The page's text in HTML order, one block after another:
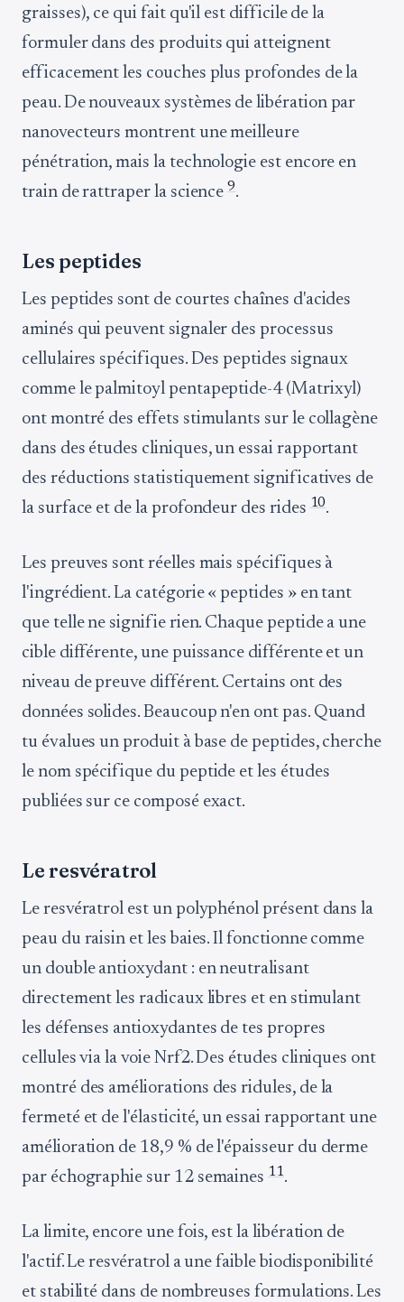
graisses), ce qui fait qu'il est difficile de la
formuler dans des produits qui atteignent
efficacement les couches plus profondes de la
peau. De nouveaux systèmes de libération par
nanovecteurs montrent une meilleure
pénétration, mais la technologie est encore en
train de rattraper la science9.
Les peptides
Les peptides sont de courtes chaînes d'acides
aminés qui peuvent signaler des processus
cellulaires spécifiques. Des peptides signaux
comme le palmitoyl pentapeptide-4 (Matrixyl)
ont montré des effets stimulants sur le collagène
dans des études cliniques, un essai rapportant
des réductions statistiquement significatives de
la surface et de la profondeur des rides 10.
Les preuves sont réelles mais spécifiques à
l'ingrédient. La catégorie « peptides » en tant
que telle ne signifie rien. Chaque peptide a une
cible différente, une puissance différente et un
niveau de preuve différent. Certains ont des
données solides. Beaucoup n'en ont pas. Quand
tu évalues un produit à base de peptides, cherche
le nom spécifique du peptide et les études
publiées sur ce composé exact.
Le resvératrol
Le resvératrol est un polyphénol présent dans la
peau du raisin et les baies. Il fonctionne comme
un double antioxydant : en neutralisant
directement les radicaux libres et en stimulant
les défenses antioxydantes de tes propres
cellules via la voie Nrf2. Des études cliniques ont
montré des améliorations des ridules, de la
fermeté et de l'élasticité, un essai rapportant une
amélioration de 18,9 % de l'épaisseur du derme
par échographie sur 12 semaines11.
La limite, encore une fois, est la libération de
l'actif. Le resvératrol a une faible biodisponibilité
et stabilité dans de nombreuses formulations. Les